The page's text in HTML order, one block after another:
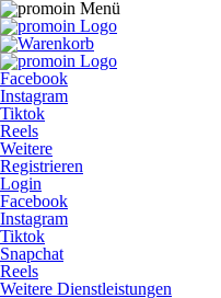
Facebook
Instagram
Tiktok
Reels
Weitere
Registrieren
Login
Facebook
Instagram
Tiktok
Snapchat
Reels
Weitere Dienstleistungen